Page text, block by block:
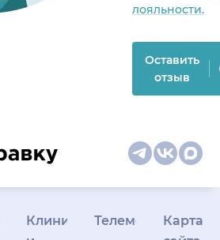
лояльности.
Оставить
отзыв
КлиникамТелемедицина
Карта